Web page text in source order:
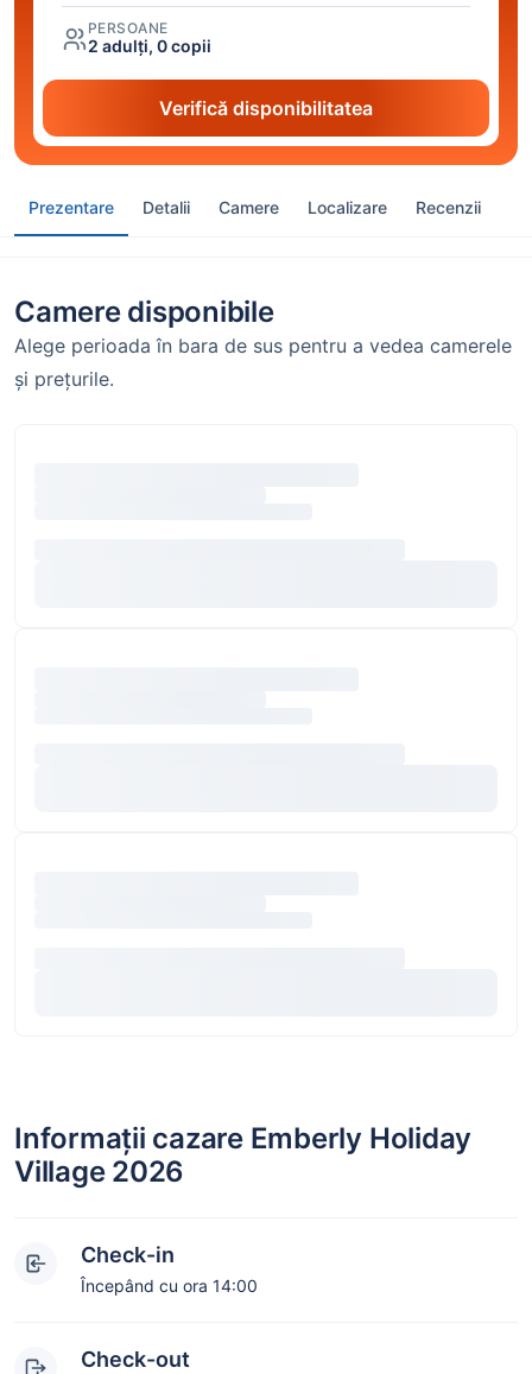
PERSOANE
2 adulți, 0 copii
Verifică disponibilitatea
Prezentare Detalii Camere Localizare Recenzii
Camere disponibile
Alege perioada în bara de sus pentru a vedea camerele
și prețurile.
Informații cazare Emberly Holiday
Village 2026
Check-in
Începând cu ora 14:00
Check-out